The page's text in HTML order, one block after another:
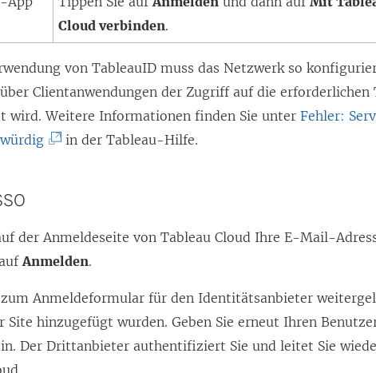
Cloud verbinden.
von TableauID muss das Netzwerk so
Clientanwendungen der Zugriff auf die erforderlichen
wird. Weitere Informationen finden Sie unterFehler:
(
k
w
r
d
i
in der Tableau-Hilfe.
der Anmeldeseite von Tableau Cloud Ihre E-Mail-
Anmelden.
zum Anmeldeformular für den Identitätsanbieter
Site hinzugefügt wurden. Geben Sie erneut Ihren
Der Drittanbieter authentifiziert Sie und leitet Sie